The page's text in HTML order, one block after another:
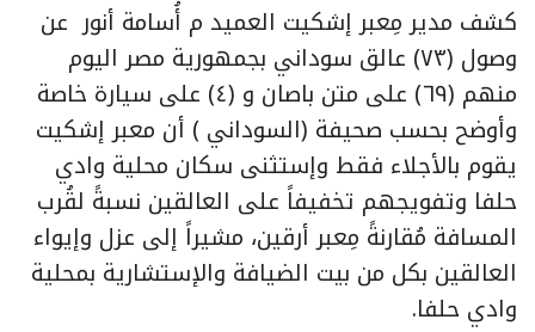
كشف مدير مِعبر إشكيت العميد م أُسامة أنور عن
وصول (٧٣) عالق سوداني بجمهورية مصر اليوم
منهم (٦٩) على متن باصان و (٤) على سيارة خاصة
وأوضح بحسب صحيفة (السوداني ) أن معبر إشكيت
يقوم بالأجلاء فقط وإستثنى سكان محلية وادي
حلفا وتفويجهم تخفيفاً على العالقين نسبةً لقُرب
المسافة مُقارنةً مِعبر أرقين، مشيراً إلى عزل وإيواء
العالقين بكل من بيت الضيافة والإستشارية بمحلية
وادي حلفا.